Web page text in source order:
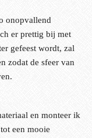
onopvallend
er prettig bij met
gefeest wordt, zal
zodat de sfeer van
en monteer ik
een mooie